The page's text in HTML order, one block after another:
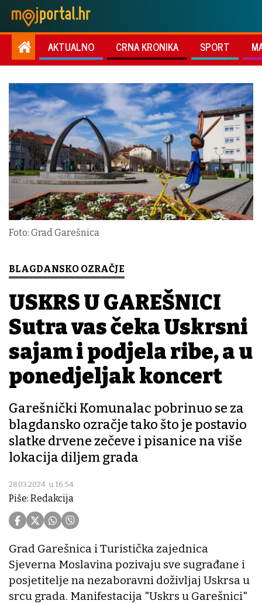
AKTUALNO CRNA KRONIKA SPORT
Foto: Grad Garešnica
BLAGDANSKO OZRAČJE
USKRS U GAREŠNICI
Sutra vas čeka Uskrsni
sajam i podjela ribe, a u
ponedjeljak koncert
Garešnički Komunalac pobrinuo se za
blagdansko ozračje tako što je postavio
slatke drvene zečeve i pisanice na više
lokacija diljem grada
28.03.2024. u 16:54
Piše: Redakcija
Grad Garešnica i Turistička zajednica
Sjeverna Moslavina pozivaju sve sugrađane i
posjetitelje na nezaboravni doživljaj Uskrsa u
srcu grada. Manifestacija "Uskrs u Garešnici"